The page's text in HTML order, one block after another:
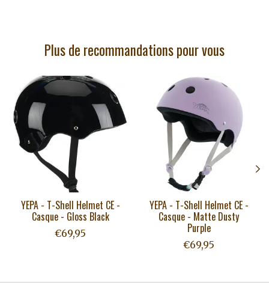
Plus de recommandations pour vous
Articles du carrousel de produits
YEPA - T-Shell Helmet CE -
Casque - Gloss Black
€69,95
YEPA - T-Shell Helmet CE -
Casque - Matte Dusty
Purple
€69,95